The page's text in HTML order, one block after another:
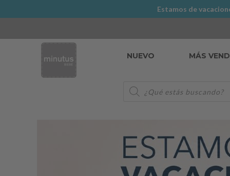
Estamos de
NUEVO MÁS
Búsqueda
de
productos